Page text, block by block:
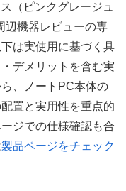
（ピンクグレージュ
辺機器レビューの専
は実使用に基づく具
デメリットを含む実
、ノートPC本体の
置と実用性を重点的
ジでの仕様確認も合
製品ページをチェック